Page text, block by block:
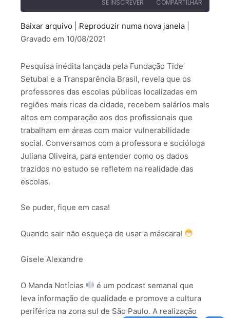
SE INSCREVER COMPARTILHAR
FEED RSS
COMPARTILHAR
INCORPORAR
Baixar arquivo Reproduzir numa nova janela
Gravado em 10/08/2021
Pesquisa inédita lançada pela Fundação Tide
Setubal e a Transparência Brasil, revela que os
professores das escolas públicas localizadas em
regiões mais ricas da cidade, recebem salários mais
altos em comparação aos dos profissionais que
trabalham em áreas com maior vulnerabilidade
social. Conversamos com a professora e socióloga
Juliana Oliveira, para entender como os dados
trazidos no estudo se refletem na realidade das
escolas.
Se puder, fique em casa!
Quando sair não esqueça de usar a máscara!
Gisele Alexandre
O Manda Notícias
é um podcast semanal que
leva informação de qualidade e promove a cultura
periférica na zona sul de São Paulo. A realização